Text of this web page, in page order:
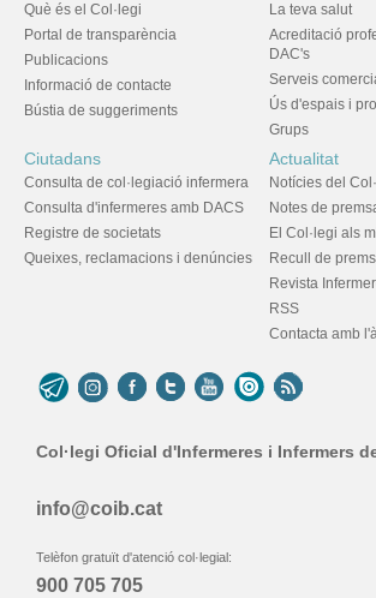
Què és el Col·legi
Portal de transparència
Publicacions
Informació de contacte
Bústia de suggeriments
La teva salut
Acreditació
DAC's
Serveis
Ús d'espais i
Grups
Ciutadans
Consulta de col·legiació infermera
Consulta d'infermeres amb DACS
Registre de societats
Queixes, reclamacions i denúncies
Actualitat
Notícies del
Notes de
El Col·legi als
Recull de
Revista
RSS
Contacta amb
Col·legi Oficial d'Infermeres i Infermers
info@coib.cat
Telèfon gratuït d'atenció col·legial:
900 705 705